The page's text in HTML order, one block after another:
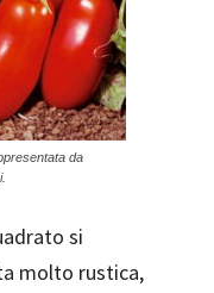
da
si
molto rustica,